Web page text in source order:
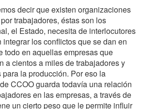
decir que existen organizaciones
trabajadores, éstas son los
el Estado, necesita de interlocutores
los conflictos que se dan en
todo en aquellas empresas que
a cientos a miles de trabajadores y
la producción. Por eso la
CCOO guarda todavía una relación
en las empresas, a través de
un cierto peso que le permite influir